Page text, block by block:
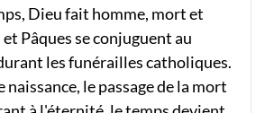
Dieu fait homme, mort et
Pâques se conjuguent au
les funérailles catholiques.
le passage de la mort